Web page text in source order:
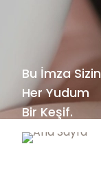
Bu İmza Sizin
Her Yudum
Bir Keşif.